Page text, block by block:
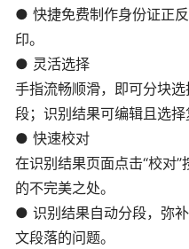
● 快捷免费制作身份证正
印。
● 灵活选择
手指流畅顺滑，即可分块
段；识别结果可编辑且选
● 快速校对
在识别结果页面点击“校对
的不完美之处。
● 识别结果自动分段，弥
文段落的问题。